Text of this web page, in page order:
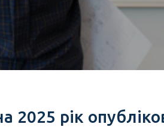
2025 рік